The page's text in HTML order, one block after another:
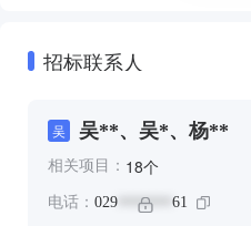
招标联系人
吴 吴**、吴*、杨**
相关项目： 18个
电话： 029 ******* 61